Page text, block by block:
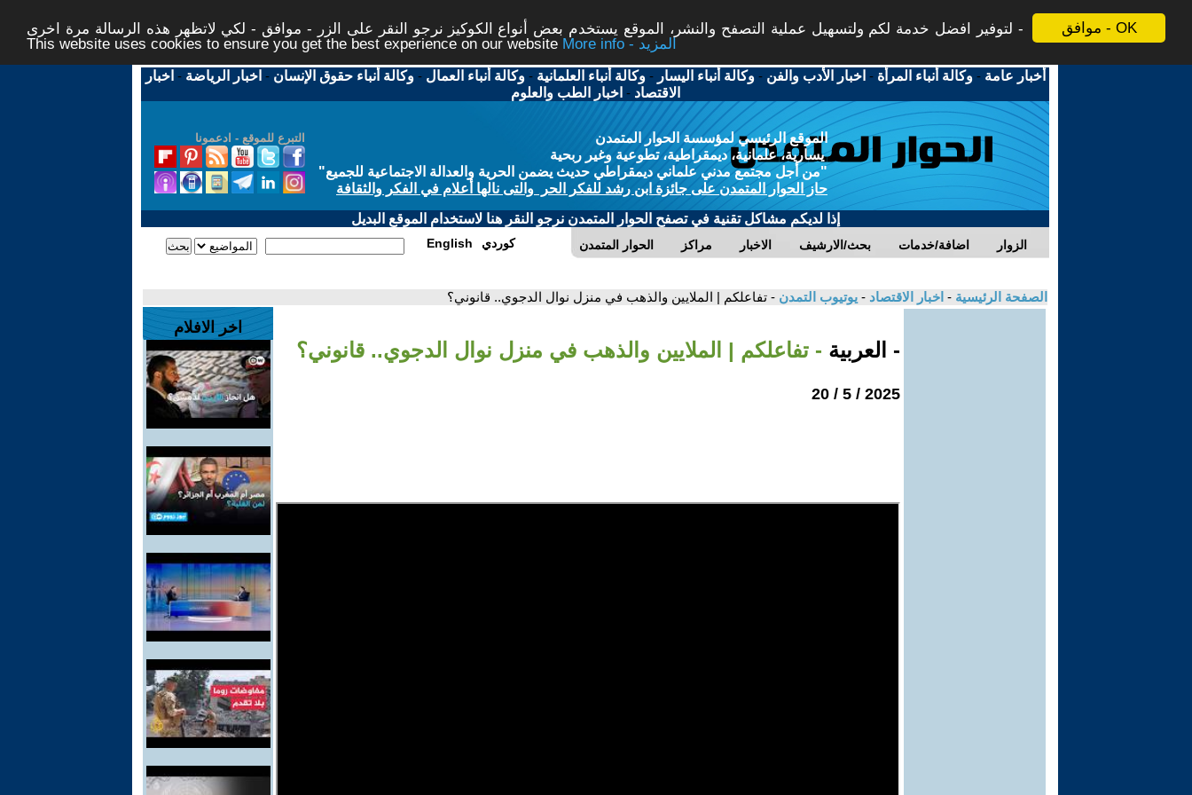
موافق - OK
لتوفير افضل خدمة لكم ولتسهيل عملية التصفح والنشر، الموقع يستخدم بعض أنواع الكوكيز نرجو النقر على الزر - موافق - لكي لاتظهر هذه الرسالة مرة اخرى -
This website uses cookies to ensure you get the best experience on our website
More info - المزيد
أخبار عامة -وكالة أنباء المرأة - اخبار الأدب والفن -وكالة أنباء اليسار -وكالة أنباء العلمانية -وكالة أنباء العمال -وكالة أنباء حقوق الإنسان - اخبار الرياضة - اخبار
الاقتصاد - اخبار الطب والعلوم
التبرع للموقع - ادعمونا
الموقع الرئيسي لمؤسسة الحوار المتمدن
يسارية، علمانية، ديمقراطية، تطوعية وغير ربحية
"من أجل مجتمع مدني علماني ديمقراطي حديث يضمن الحرية والعدالة الاجتماعية للجميع"
حاز الحوار المتمدن على جائزة ابن رشد للفكر الحر والتى نالها أعلام في الفكر والثقافة
إذا لديكم مشاكل تقنية في تصفح الحوار المتمدن نرجو النقر هنا لاستخدام الموقع البديل
الحوار المتمدن مراكز الاخبار بحث/الارشيف اضافة/خدمات الزوار English كوردي
الصفحة الرئيسية - اخبار الاقتصاد - يوتيوب التمدن - تفاعلكم | الملايين والذهب في منزل نوال الدجوي.. قانوني؟
- العربية - تفاعلكم | الملايين والذهب في منزل نوال الدجوي.. قانوني؟
2025 / 5 / 20
اخر الافلام